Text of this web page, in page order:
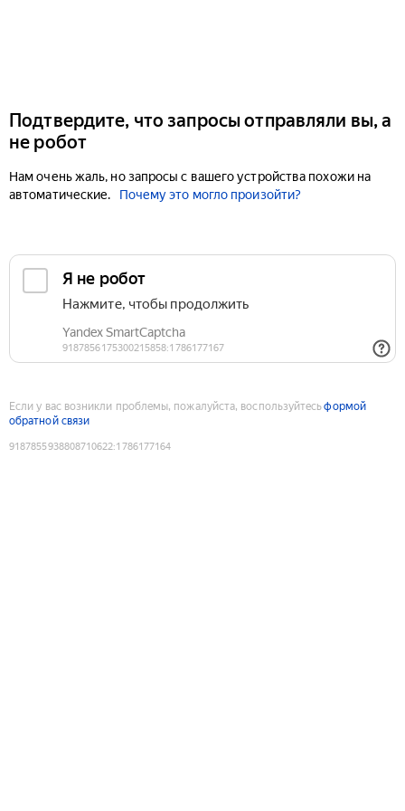
Подтвердите, что запросы отправляли вы, а
не робот
Нам очень жаль, но запросы с вашего устройства похожи на
автоматические.
Почему это могло произойти?
Если у вас возникли проблемы, пожалуйста, воспользуйтесьформой
обратной связи
9187855938808710622:1786177164